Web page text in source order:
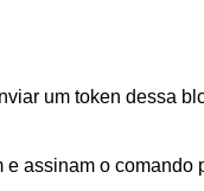
um token dessa
assinam o comando